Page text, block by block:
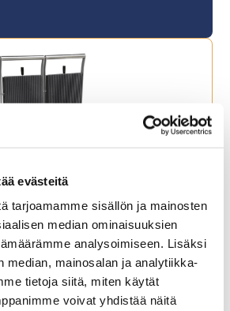
evästeitä
tarjoamamme sisällön ja mainosten
median ominaisuuksien
analysoimiseen. Lisäksi
median, mainosalan ja analytiikka-
tietoja siitä, miten käytät
voivat yhdistää näitä